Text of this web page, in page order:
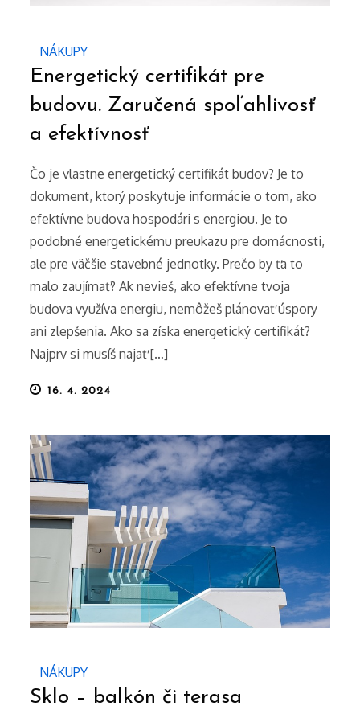
NÁKUPY
Energetický certifikát pre
budovu. Zaručená spoľahlivosť
a efektívnosť
Čo je vlastne energetický certifikát budov? Je to
dokument, ktorý poskytuje informácie o tom, ako
efektívne budova hospodári s energiou. Je to
podobné energetickému preukazu pre domácnosti,
ale pre väčšie stavebné jednotky. Prečo by ťa to
malo zaujímať? Ak nevieš, ako efektívne tvoja
budova využíva energiu, nemôžeš plánovať úspory
ani zlepšenia. Ako sa získa energetický certifikát?
Najprv si musíš najať […]
Posted
16. 4. 2024
NÁKUPY
Sklo – balkón či terasa